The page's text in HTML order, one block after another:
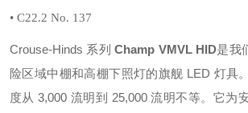
• C22.2 No. 137
Crouse-Hinds 系列Champ VMVL HID是我
险区域中棚和高棚下照灯的旗舰 LED 灯具
度从 3,000 流明到 25,000 流明不等。它为